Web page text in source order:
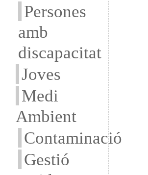
Persones
amb
discapacitat
Joves
Medi
Ambient
Contaminació
Gestió